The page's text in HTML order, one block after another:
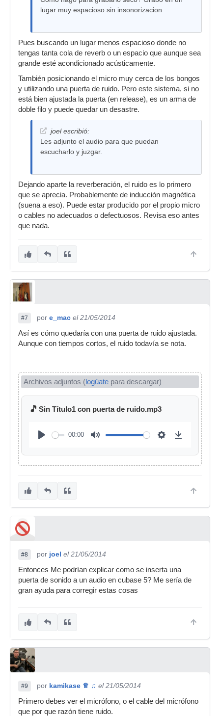
lugar muy espacioso sin insonorizacion
Pues buscando un lugar menos espacioso donde no
tengas tanta cola de reverb o un espacio que aunque sea
grande esté acondicionado acústicamente.
También posicionando el micro muy cerca de los bongos
y utilizando una puerta de ruido. Pero este sistema, si no
está bien ajustada la puerta (en release), es un arma de
doble filo y puede quedar un desastre.
joel escribió:
Les adjunto el audio para que puedan
escucharlo y juzgar.
Dejando aparte la reverberación, el ruido es lo primero
que se aprecia. Probablemente de inducción magnética
(suena a eso). Puede estar producido por el propio micro
o cables no adecuados o defectuosos. Revisa eso antes
que nada.
#7 por e_mac el 21/05/2014
Así es cómo quedaría con una puerta de ruido ajustada.
Aunque con tiempos cortos, el ruido todavía se nota.
Archivos adjuntos (logúate para descargar)
🎵 Sin Título1 con puerta de ruido.mp3
00:00
#8 por joel el 21/05/2014
Entonces Me podrían explicar como se inserta una
puerta de sonido a un audio en cubase 5? Me sería de
gran ayuda para corregir estas cosas
#9 por kamikase ♕ ♫ el 21/05/2014
Primero debes ver el micrófono, o el cable del micrófono
que por que razón tiene ruido.